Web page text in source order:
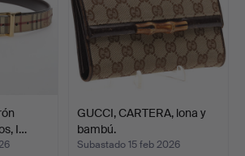
I…
GUCCI, CARTERA, lona y
bambú.
Subastado 15 feb 2026